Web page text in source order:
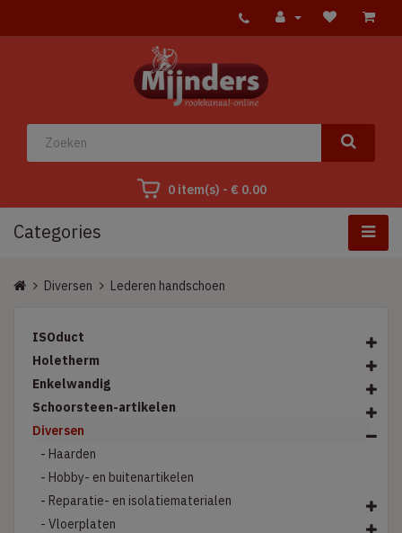
0 item(s) - € 0.00
Categories
Diversen Lederen handschoen
ISOduct
Holetherm
Enkelwandig
Schoorsteen-artikelen
Diversen
- Haarden
- Hobby- en buitenartikelen
- Reparatie- en isolatiematerialen
- Vloerplaten